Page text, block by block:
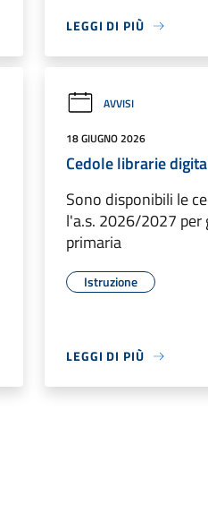
LEGGI DI PIÙ
AVVISI
18 GIUGNO 2026
Cedole librarie
Sono disponibili le
l'a.s. 2026/2027 per
primaria
Istruzione
LEGGI DI PIÙ